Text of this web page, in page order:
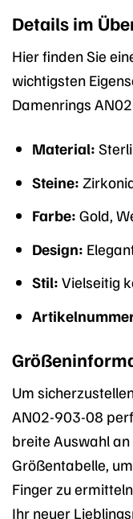
Details im
Hier finden Sie
wichtigsten
Damenrings
Material:
Steine:
Farbe: Gold,
Design:
Stil: Vielseitig
Um
AN02-903-08
breite Auswahl an
Größentabelle,
Finger zu
Ihr neuer